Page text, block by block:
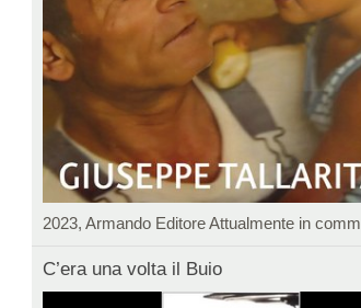
2023, Armando Editore Attualmente in
C’era una volta il Buio